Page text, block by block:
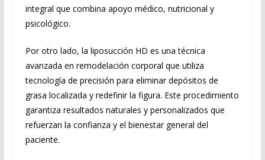
integral que combina apoyo médico, nutricional y
psicológico.
Por otro lado, la liposucción HD es una técnica
avanzada en remodelación corporal que utiliza
tecnología de precisión para eliminar depósitos de
grasa localizada y redefinir la figura. Este procedimiento
garantiza resultados naturales y personalizados que
refuerzan la confianza y el bienestar general del
paciente.